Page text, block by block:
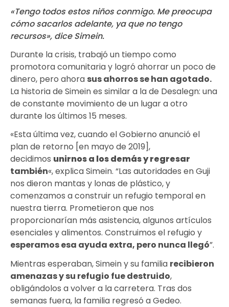
«Tengo todos estos niños conmigo. Me preocupa
cómo sacarlos adelante, ya que no tengo
recursos», dice Simein.
Durante la crisis, trabajó un tiempo como
promotora comunitaria y logró ahorrar un poco de
dinero, pero ahora sus ahorros se han agotado.
La historia de Simein es similar a la de Desalegn: una
de constante movimiento de un lugar a otro
durante los últimos 15 meses.
«Esta última vez, cuando el Gobierno anunció el
plan de retorno [en mayo de 2019],
decidimos unirnos a los demás y regresar
también«, explica Simein. “Las autoridades en Guji
nos dieron mantas y lonas de plástico, y
comenzamos a construir un refugio temporal en
nuestra tierra. Prometieron que nos
proporcionarían más asistencia, algunos artículos
esenciales y alimentos. Construimos el refugio y
esperamos esa ayuda extra, pero nunca llegó”.
Mientras esperaban, Simein y su familia recibieron
amenazas y su refugio fue destruido,
obligándolos a volver a la carretera. Tras dos
semanas fuera, la familia regresó a Gedeo.